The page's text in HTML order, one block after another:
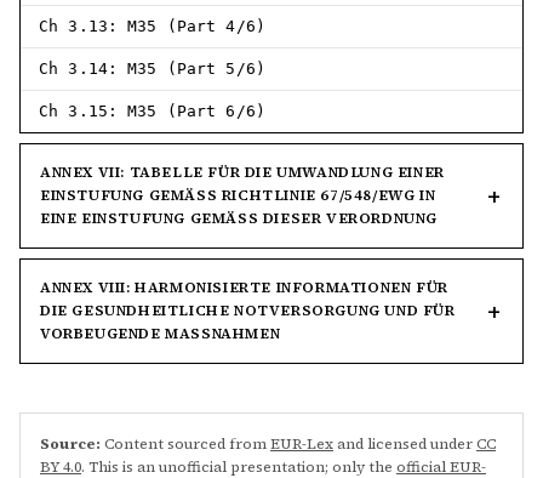
Ch 3.13: M35 (Part 4/6)
Ch 3.14: M35 (Part 5/6)
Ch 3.15: M35 (Part 6/6)
ANNEX VII: TABELLE FÜR DIE UMWANDLUNG EINER
EINSTUFUNG GEMÄSS RICHTLINIE 67/548/EWG IN E
INE EINSTUFUNG GEMÄSS DIESER VERORDNUNG
ANNEX VIII: HARMONISIERTE INFORMATIONEN FÜR
DIE GESUNDHEITLICHE NOTVERSORGUNG UND FÜR
VORBEUGENDE MASSNAHMEN
Source: Content sourced fromEUR-Lexand licensed underCC
BY 4.0. This is an unofficial presentation; only the official EUR-